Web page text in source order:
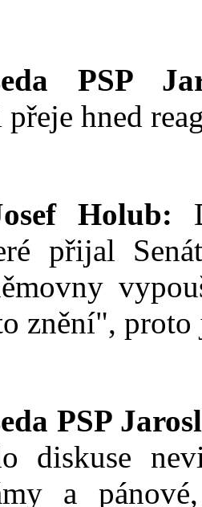
PSP
hned
Holub:
přijal
znění",
PSP
diskuse
a